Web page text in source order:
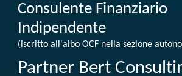
Consulente Finanziario
Indipendente
(iscritto all'albo OCF nella sezione
Partner Bert